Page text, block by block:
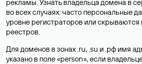
рекламы. Узнать владельца домена в
во всех случаях: часто персональные
уровне регистраторов или
реестров.
Для доменов в зонах .ru, .su и .рф имя
указано в поле «person», если